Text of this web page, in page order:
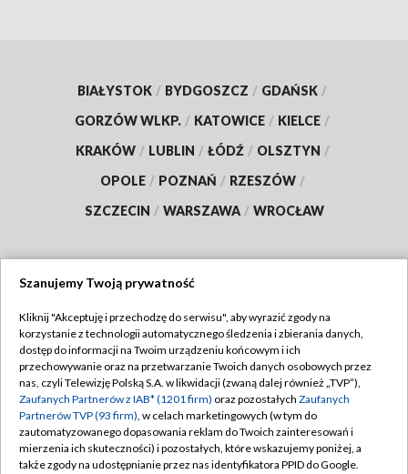
BIAŁYSTOK / BYDGOSZCZ / GDAŃSK /
GORZÓW WLKP. / KATOWICE / KIELCE /
KRAKÓW / LUBLIN / ŁÓDŹ / OLSZTYN /
OPOLE / POZNAŃ / RZESZÓW /
SZCZECIN / WARSZAWA / WROCŁAW
TVP
Abonament TVP
Emisja w TVP
Centrum informacji TVP
Naziemna Telewizja Cyfrowa
Regulamin TVP
Polityka prywatności
Moje zgody
Pomoc
Szanujemy Twoją prywatność
Kliknij "Akceptuję i przechodzę do serwisu", aby wyrazić zgody na
korzystanie z technologii automatycznego śledzenia i zbierania danych,
dostęp do informacji na Twoim urządzeniu końcowym i ich
przechowywanie oraz na przetwarzanie Twoich danych osobowych przez
nas, czyli Telewizję Polską S.A. w likwidacji (zwaną dalej również „TVP”),
Zaufanych Partnerów z IAB* (1201 firm) oraz pozostałych Zaufanych
Partnerów TVP (93 firm), w celach marketingowych (w tym do
zautomatyzowanego dopasowania reklam do Twoich zainteresowań i
mierzenia ich skuteczności) i pozostałych, które wskazujemy poniżej, a
także zgody na udostępnianie przez nas identyfikatora PPID do Google.